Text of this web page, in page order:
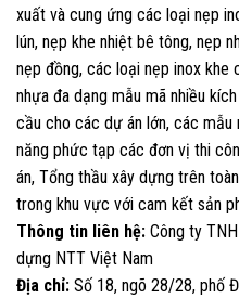
xuất và cung ứng các loại nẹp
lún, nẹp khe nhiệt bê tông, nẹp
nẹp đồng, các loại nẹp inox khe
nhựa đa dạng mẫu mã nhiều
cầu cho các dự án lớn, các mẫu
năng phức tạp các đơn vị thi
án, Tổng thầu xây dựng trên
trong khu vực với cam kết sản
Thông tin liên hệ: Công ty
dựng NTT Việt Nam
Địa chỉ: Số 18, ngõ 28/28, phố